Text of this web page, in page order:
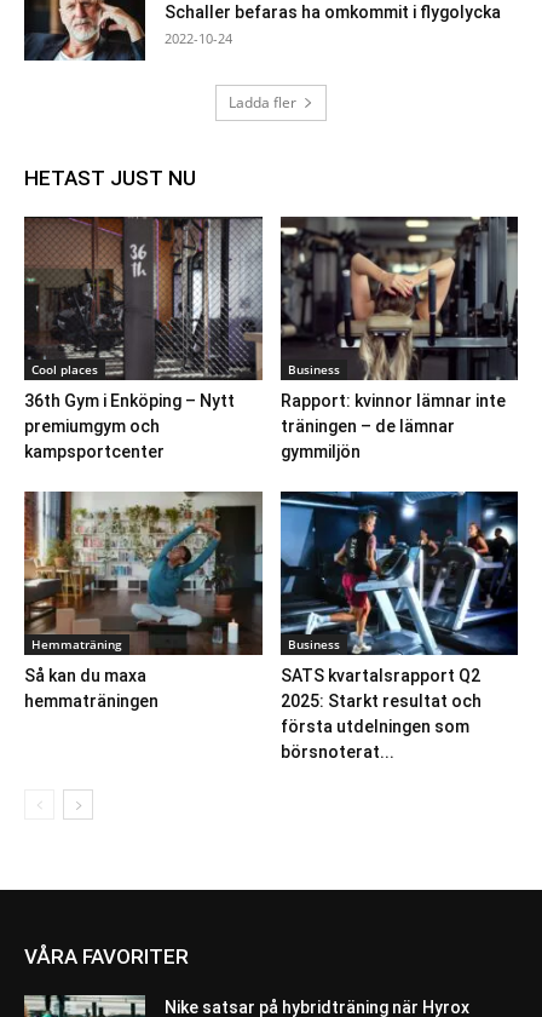
Schaller befaras ha omkommit i flygolycka
2022-10-24
Ladda fler
HETAST JUST NU
Cool places
36th Gym i Enköping – Nytt
premiumgym och
kampsportcenter
Business
Rapport: kvinnor lämnar inte
träningen – de lämnar
gymmiljön
Hemmaträning
Så kan du maxa
hemmaträningen
Business
SATS kvartalsrapport Q2
2025: Starkt resultat och
första utdelningen som
börsnoterat...
VÅRA FAVORITER
Nike satsar på hybridträning när Hyrox